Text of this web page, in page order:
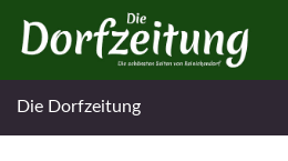
Die Dorfzeitung